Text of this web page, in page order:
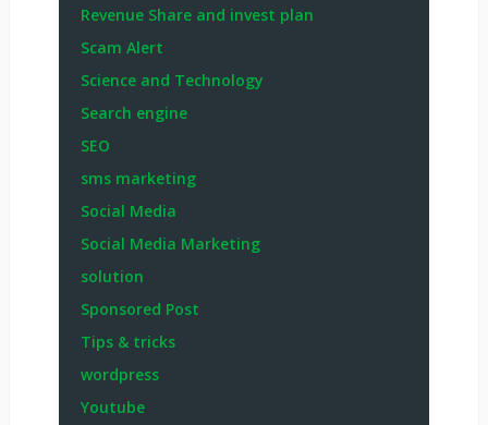
Revenue Share and invest plan
Scam Alert
Science and Technology
Search engine
SEO
sms marketing
Social Media
Social Media Marketing
solution
Sponsored Post
Tips & tricks
wordpress
Youtube